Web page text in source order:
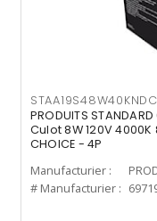
PRODUITS
Culot 8W 120V
CHOICE - 4P
Manufacturier :
# Manufacturier :